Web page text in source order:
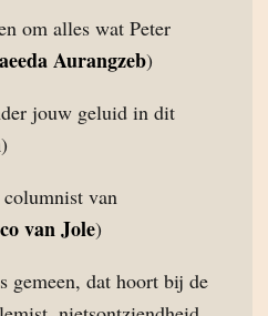
om alles wat Peter
Aurangzeb)
jouw geluid in dit
)
van
van Jole)
gemeen, dat hoort bij de